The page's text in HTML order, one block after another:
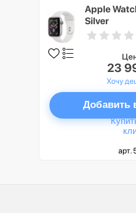
Apple
Silver
23
Хочу
Добавить
арт.